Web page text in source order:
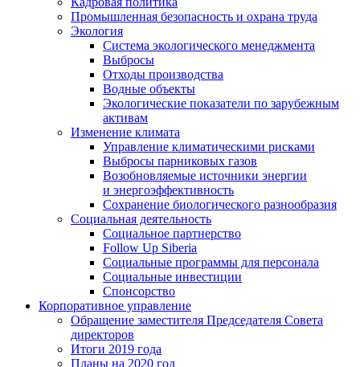
Промышленная безопасность и охрана труда
Экология
Система экологического менеджмента
Выбросы
Отходы производства
Водные объекты
Экологические показатели по зарубежным
активам
Изменение климата
Управление климатическими рисками
Выбросы парниковых газов
Возобновляемые источники энергии
и энергоэффективность
Сохранение биологического разнообразия
Социальная деятельность
Социальное партнерство
Follow Up Siberia
Социальные программы для персонала
Социальные инвестиции
Спонсорство
Корпоративное управление
Обращение заместителя Председателя Совета
директоров
Итоги 2019 года
Планы на 2020 год